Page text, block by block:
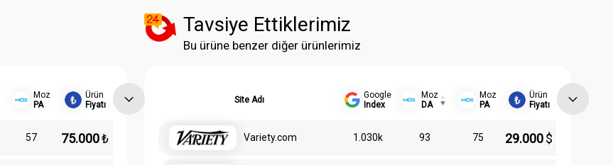
Moz
PA
Ürün
Fiyatı
57 75.000₺
Tavsiye Ettiklerimiz
Bu ürüne benzer diğer ürünlerimiz
Site Adı
Google
Index
Moz
DA
Moz
PA
Ürün
Fiyatı
Variety.com 1.030k 93 75 29.000$